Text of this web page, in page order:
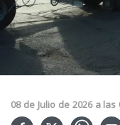
08 de Julio de 2026 a las